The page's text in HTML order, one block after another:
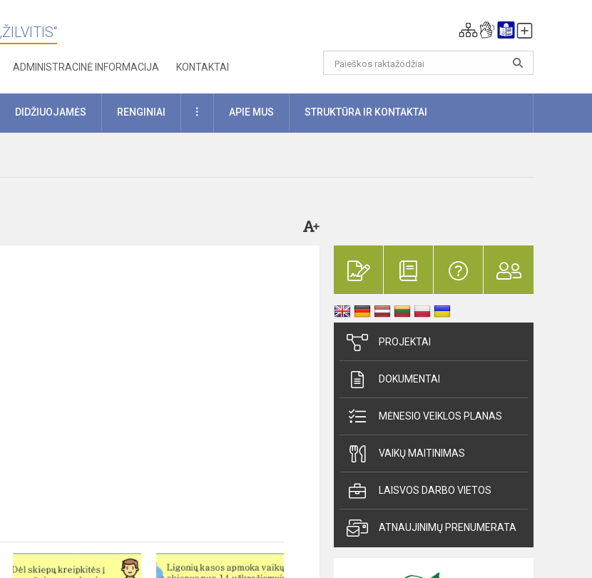
ADMINISTRACINĖ INFORMACIJA KONTAKTAI
DIDŽIUOJAMĖS RENGINIAI DAUGIAUAPIE MUS STRUKTŪRA IR KONTAKTAI
PROJEKTAI
DOKUMENTAI
MĖNESIO VEIKLOS PLANAS
VAIKŲ MAITINIMAS
LAISVOS DARBO VIETOS
ATNAUJINIMŲ PRENUMERATA